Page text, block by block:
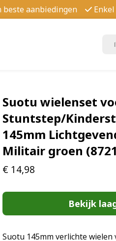
beste aanbiedingen
Suotu wielenset
Stuntstep/
145mm
Militair groen
€ 14,98
Bekijk
Suotu 145mm verlichte